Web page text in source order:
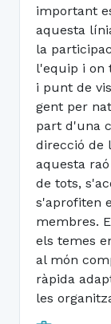
important
aquesta
la
l'equip i on
i punt de
gent per
part d'una
direcció de
aquesta
de tots,
s'aprofiten
membres.
els temes
al món
ràpida
les